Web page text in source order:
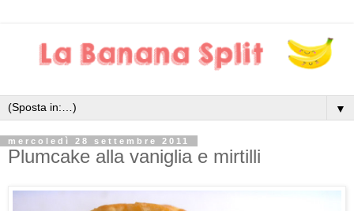
▼
mercoledì 28 settembre 2011
Plumcake alla vaniglia e mirtilli